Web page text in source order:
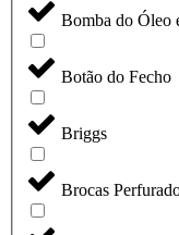
Bomba do Óleo
Botão do Fecho
Briggs
Brocas